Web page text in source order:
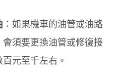
：如果機車的油管或油路
須要更換油管或修復接
元至千左右。